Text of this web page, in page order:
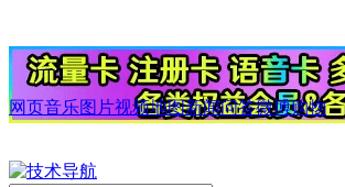
网页音乐图片视频地图新闻问答微博购物